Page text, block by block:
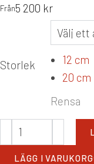
Från5 200 kr
Storlek
12 cm
20 cm
Rensa
LÄGG I VARUKORG